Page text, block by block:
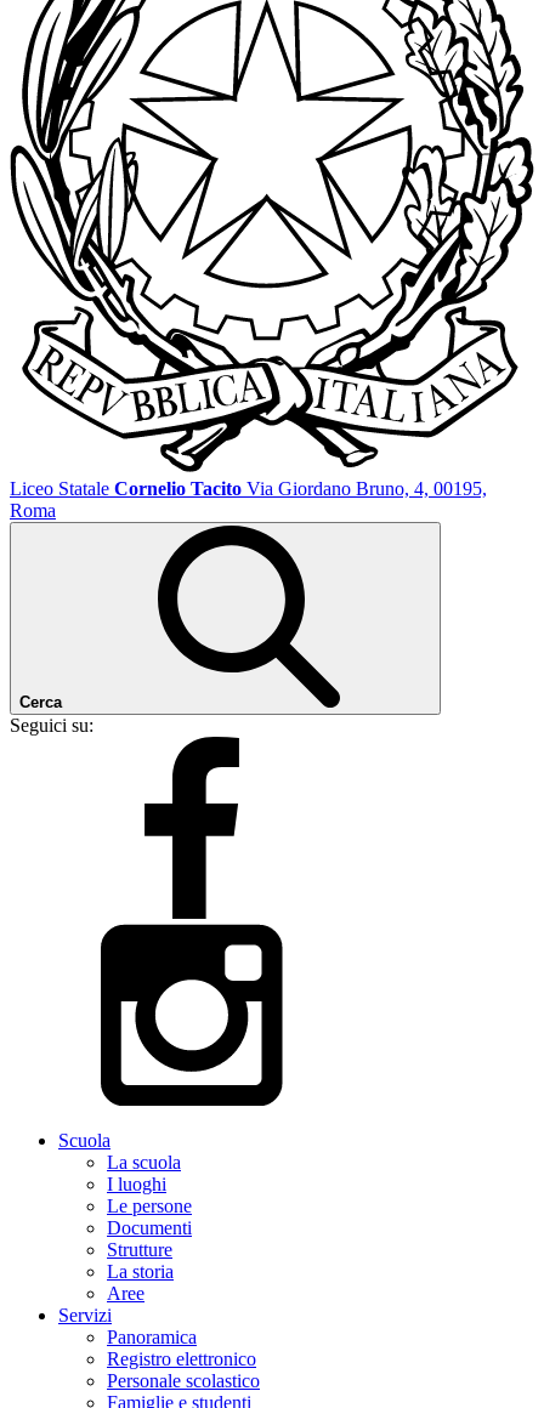
Liceo Statale Cornelio Tacito Via Giordano Bruno, 4, 00195,
Roma
Cerca
Seguici su:
Scuola
La scuola
I luoghi
Le persone
Documenti
Strutture
La storia
Aree
Servizi
Panoramica
Registro elettronico
Personale scolastico
Famiglie e studenti